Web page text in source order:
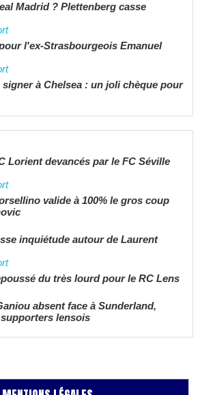
Madrid ? Plettenberg casse
l'ex-Strasbourgeois Emanuel
à Chelsea : un joli chèque pour
Lorient devancés par le FC Séville
valide à 100% le gros coup
inquiétude autour de Laurent
du très lourd pour le RC Lens
absent face à Sunderland,
lensois